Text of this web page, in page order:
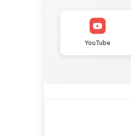
YouTube